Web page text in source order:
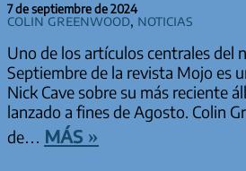
7 de septiembre de 2024
Colin Greenwood, Noticias
Uno de los artículos centrales del
Septiembre de la revista Mojo es
Nick Cave sobre su más reciente
lanzado a fines de Agosto. Colin
de… más »